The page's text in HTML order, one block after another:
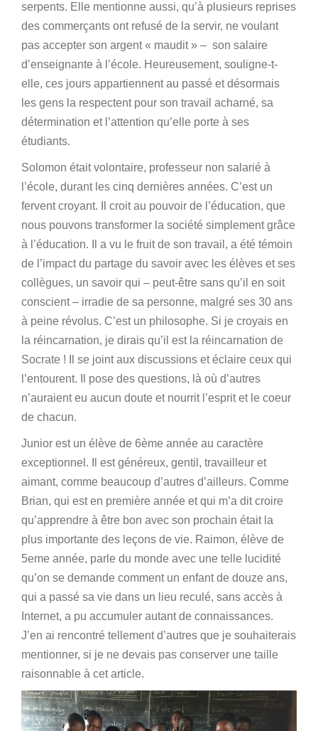
serpents. Elle mentionne aussi, qu’à plusieurs reprises
des commerçants ont refusé de la servir, ne voulant
pas accepter son argent « maudit » – son salaire
d’enseignante à l’école. Heureusement, souligne-t-
elle, ces jours appartiennent au passé et désormais
les gens la respectent pour son travail acharné, sa
détermination et l’attention qu’elle porte à ses
étudiants.
Solomon était volontaire, professeur non salarié à
l’école, durant les cinq dernières années. C’est un
fervent croyant. Il croit au pouvoir de l’éducation, que
nous pouvons transformer la société simplement grâce
à l’éducation. Il a vu le fruit de son travail, a été témoin
de l’impact du partage du savoir avec les élèves et ses
collègues, un savoir qui – peut-être sans qu’il en soit
conscient – irradie de sa personne, malgré ses 30 ans
à peine révolus. C’est un philosophe. Si je croyais en
la réincarnation, je dirais qu’il est la réincarnation de
Socrate ! Il se joint aux discussions et éclaire ceux qui
l’entourent. Il pose des questions, là où d’autres
n’auraient eu aucun doute et nourrit l’esprit et le coeur
de chacun.
Junior est un élève de 6ème année au caractère
exceptionnel. Il est généreux, gentil, travailleur et
aimant, comme beaucoup d’autres d’ailleurs. Comme
Brian, qui est en première année et qui m’a dit croire
qu’apprendre à être bon avec son prochain était la
plus importante des leçons de vie. Raimon, élève de
5eme année, parle du monde avec une telle lucidité
qu’on se demande comment un enfant de douze ans,
qui a passé sa vie dans un lieu reculé, sans accès à
Internet, a pu accumuler autant de connaissances.
J’en ai rencontré tellement d’autres que je souhaiterais
mentionner, si je ne devais pas conserver une taille
raisonnable à cet article.